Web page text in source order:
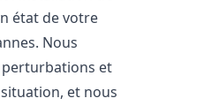
état de votre
Nous
perturbations et
et nous